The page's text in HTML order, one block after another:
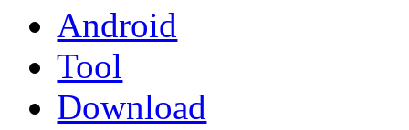
Android
Tool
Download